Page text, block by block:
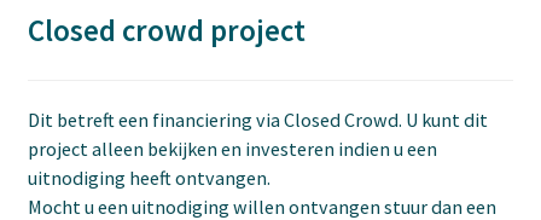
Closed crowd project
Dit betreft een financiering via Closed Crowd. U kunt dit
project alleen bekijken en investeren indien u een
uitnodiging heeft ontvangen.
Mocht u een uitnodiging willen ontvangen stuur dan een